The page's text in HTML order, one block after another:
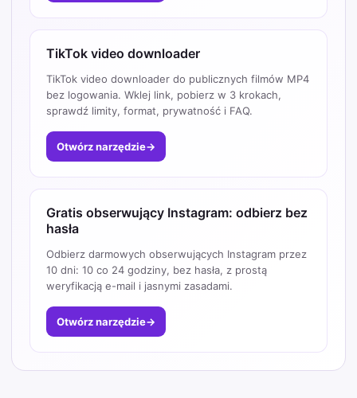
TikTok video downloader
TikTok video downloader do publicznych filmów MP4
bez logowania. Wklej link, pobierz w 3 krokach,
sprawdź limity, format, prywatność i FAQ.
Otwórz narzędzie→
Gratis obserwujący Instagram: odbierz bez
hasła
Odbierz darmowych obserwujących Instagram przez
10 dni: 10 co 24 godziny, bez hasła, z prostą
weryfikacją e-mail i jasnymi zasadami.
Otwórz narzędzie→